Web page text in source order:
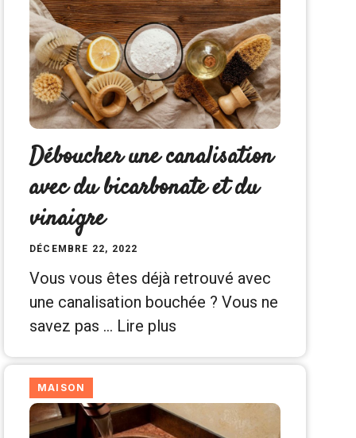
Déboucher une canalisation
avec du bicarbonate et du
vinaigre
DÉCEMBRE 22, 2022
Vous vous êtes déjà retrouvé avec
une canalisation bouchée ? Vous ne
savez pas … Lire plus
MAISON